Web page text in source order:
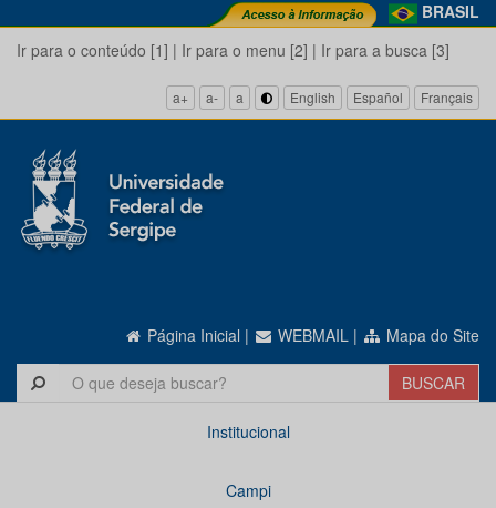
BRASIL
Ir para o conteúdo [1] | Ir para o menu [2] | Ir para a busca [3]
a+ a- a English Español Français
Página Inicial | WEBMAIL | Mapa do Site
Institucional
Campi